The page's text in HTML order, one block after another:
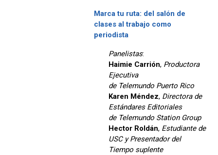
Marca tu ruta: del salón de
clases al trabajo como
periodista
Panelistas:
Haimie Carrión, Productora
Ejecutiva
de Telemundo Puerto Rico
Karen Méndez, Directora de
Estándares Editoriales
de Telemundo Station Group
Hector Roldán, Estudiante de
USC y Presentador del
Tiempo suplente